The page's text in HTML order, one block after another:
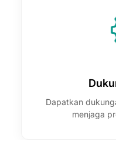
Dapatkan
menjaga